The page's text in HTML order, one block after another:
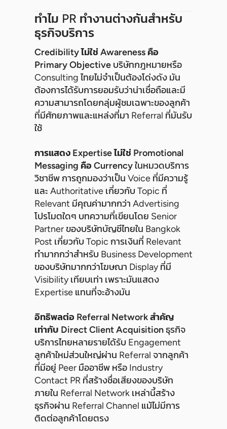
ทำไม PR ทำงานต่างกันสำหรับ
ธุรกิจบริการ
Credibility ไม่ใช่ Awareness คือ
Primary Objective บริษัทกฎหมายหรือ
Consulting ไทยไม่จำเป็นต้องโด่งดัง มัน
ต้องการได้รับการยอมรับว่าน่าเชื่อถือและมี
ความสามารถโดยกลุ่มผู้ชมเฉพาะของลูกค้า
ที่มีศักยภาพและแหล่งที่มา Referral ที่มันรับ
ใช้
การแสดง Expertise ไม่ใช่ Promotional
Messaging คือ Currencyในหมวดบริการ
วิชาชีพ การถูกมองว่าเป็น Voice ที่มีความรู้
และ Authoritative เกี่ยวกับ Topic ที่
Relevant มีคุณค่ามากกว่า Advertising
โปรโมตใดๆ บทความที่เขียนโดย Senior
Partner ของบริษัทบัญชีไทยใน Bangkok
Post เกี่ยวกับ Topic การเงินที่ Relevant
ทำมากกว่าสำหรับ Business Development
ของบริษัทมากกว่าโฆษณา Display ที่มี
Visibility เทียบเท่า เพราะมันแสดง
Expertise แทนที่จะอ้างมัน
อิทธิพลต่อ Referral Network สำคัญ
เท่ากับ Direct Client Acquisitionธุรกิจ
บริการไทยหลายรายได้รับ Engagement
ลูกค้าใหม่ส่วนใหญ่ผ่าน Referral จากลูกค้า
ที่มีอยู่ Peer มืออาชีพ หรือ Industry
Contact PR ที่สร้างชื่อเสียงของบริษัท
ภายใน Referral Network เหล่านี้สร้าง
ธุรกิจผ่าน Referral Channel แม้ไม่มีการ
ติดต่อลูกค้าโดยตรง